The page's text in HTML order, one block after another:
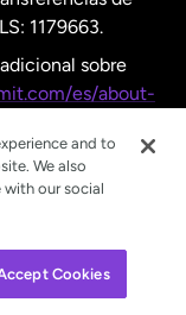
1179663.
sobre
es/about-
and to
We also
our social
Cookies